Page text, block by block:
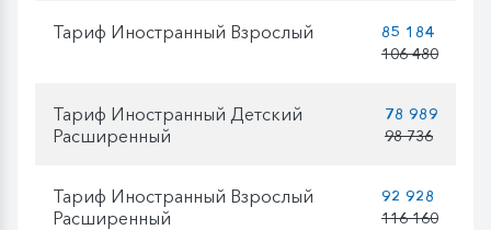
Тариф Иностранный Взрослый
85 184
106 480
Тариф Иностранный Детский
Расширенный
78 989
98 736
Тариф Иностранный Взрослый
Расширенный
92 928
116 160